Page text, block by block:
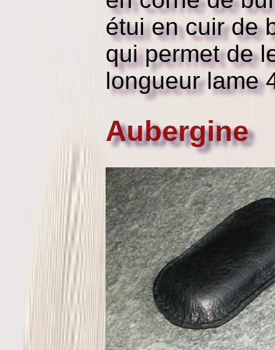
étui en cuir de
qui permet de
longueur lame
Aubergine